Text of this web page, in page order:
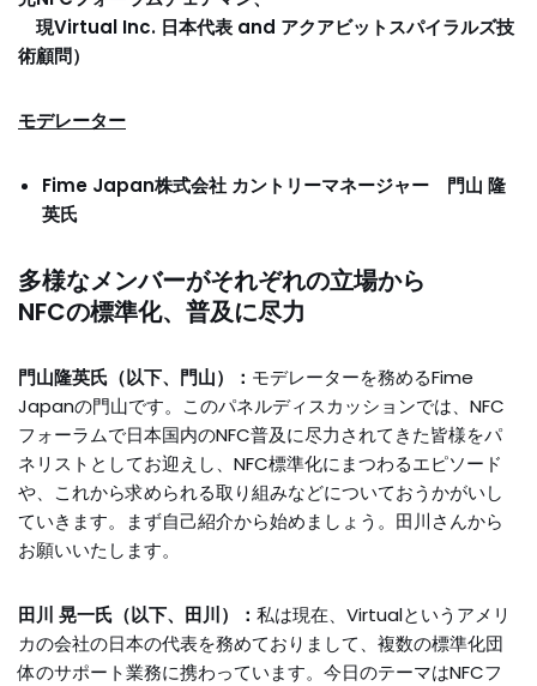
現Virtual Inc. 日本代表 and アクアビットスパイラルズ技
術顧問）
モデレーター
Fime Japan株式会社 カントリーマネージャー 門山 隆
英氏
多様なメンバーがそれぞれの立場から
NFCの標準化、普及に尽力
門山隆英氏（以下、門山）： モデレーターを務めるFime
Japanの門山です。このパネルディスカッションでは、NFC
フォーラムで日本国内のNFC普及に尽力されてきた皆様をパ
ネリストとしてお迎えし、NFC標準化にまつわるエピソード
や、これから求められる取り組みなどについておうかがいし
ていきます。まず自己紹介から始めましょう。田川さんから
お願いいたします。
田川 晃一氏（以下、田川）： 私は現在、Virtualというアメリ
カの会社の日本の代表を務めておりまして、複数の標準化団
体のサポート業務に携わっています。今日のテーマはNFCフ